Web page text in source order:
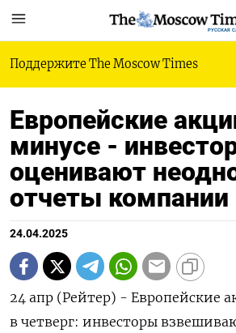
РУССКАЯ
Поддержите The Moscow Times
Европейские
минусе -
оценивают
отчеты компании
24.04.2025
24 апр (Рейтер) - Европейские
в четверг: инвесторы